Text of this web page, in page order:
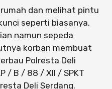
dan melihat pintu
seperti biasanya.
namun sepeda
korban membuat
Polresta Deli
/ B / 88 / XII / SPKT
Deli Serdang.